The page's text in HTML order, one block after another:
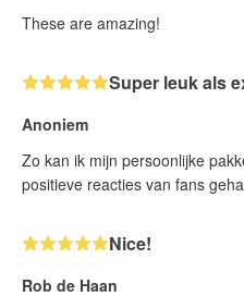
These are amazing!
Super leuk als
Anoniem
Zo kan ik mijn persoonlijke
positieve reacties van fans
Nice!
Rob de Haan